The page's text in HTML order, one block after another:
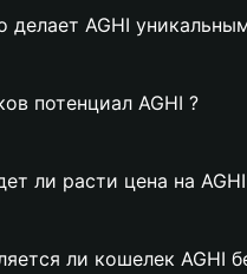
делает AGHI
потенциал AGHI ?
ли расти цена на
ли кошелек AGHI